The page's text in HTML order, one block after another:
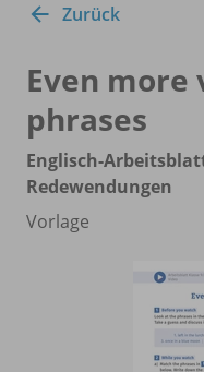
Zurück
Even
phrases
Englisch-
Redewendungen
Vorlage